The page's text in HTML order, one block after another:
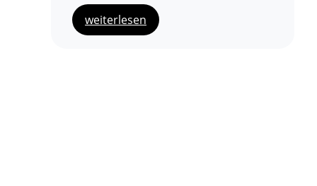
weiterlesen